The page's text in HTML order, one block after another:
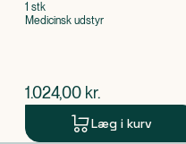
1 stk
Medicinsk udstyr
$nuværende pris
1.024,00 kr.
Læg i kurv